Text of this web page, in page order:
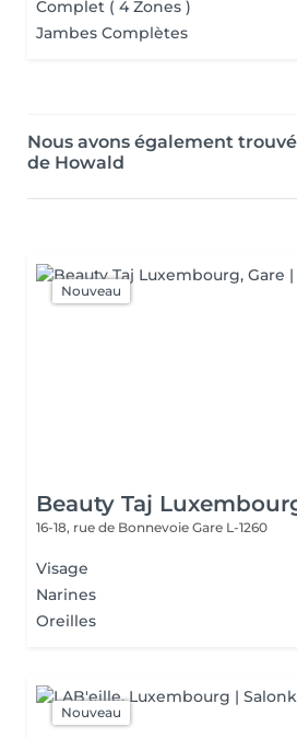
Complet ( 4 Zones )
Jambes Complètes
Nous avons également
de Howald
Nouveau
Beauty Taj
16-18, rue de Bonnevoie Gare L-1260
Visage
Narines
Oreilles
Nouveau